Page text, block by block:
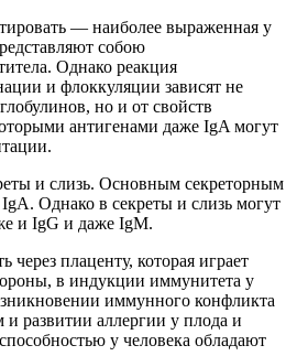
— наиболее выраженная у
собою
Однако реакция
и флоккуляции зависят не
но и от свойств
антигенами даже IgA могут
и слизь. Основным секреторным
Однако в секреты и слизь могут
и IgG и даже IgM.
через плаценту, которая играет
в индукции иммунитета у
иммунного конфликта
развитии аллергии у плода и
у человека обладают